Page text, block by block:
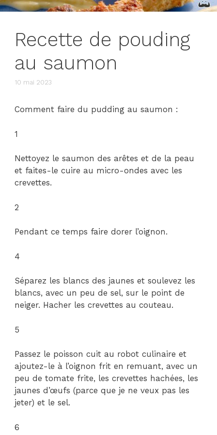
Recette de pouding
au saumon
10 mai 2023
Comment faire du pudding au saumon :
1
Nettoyez le saumon des arêtes et de la peau
et faites-le cuire au micro-ondes avec les
crevettes.
2
Pendant ce temps faire dorer l’oignon.
4
Séparez les blancs des jaunes et soulevez les
blancs, avec un peu de sel, sur le point de
neiger. Hacher les crevettes au couteau.
5
Passez le poisson cuit au robot culinaire et
ajoutez-le à l’oignon frit en remuant, avec un
peu de tomate frite, les crevettes hachées, les
jaunes d’œufs (parce que je ne veux pas les
jeter) et le sel.
6